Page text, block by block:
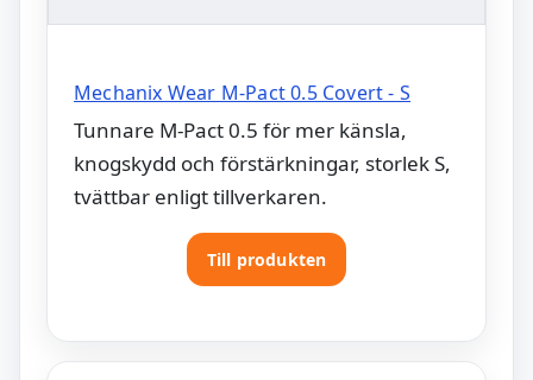
Mechanix Wear M-Pact 0.5 Covert - S
Tunnare M-Pact 0.5 för mer känsla,
knogskydd och förstärkningar, storlek S,
tvättbar enligt tillverkaren.
Till produkten